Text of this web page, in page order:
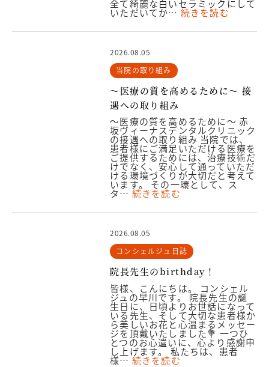
全て綺麗な白いセラミックにして
いただいてか… 続きを読む
2026.08.05
当院の取り組み
～医療の質を高めるために～ 接
遇への取り組み
～医療の質を高めるために～ 赤
坂ヴィーナスデンタルクリニック
の接遇への取り組み 当院では、
患者様にご満足いただける医療を
ご提供するためには、治療技術だ
けでなく、安心して通っていただ
ける環境づくりが大切だと考えて
います。 その一環として、ス
タ… 続きを読む
2026.08.05
コンシェルジュ日誌
院長先生のbirthday！
皆様、こんにちは。 コンシェル
ジュの早川です。 院長先生の誕
生日に、日頃よりお世話になって
いる先生、そして大切な患者様か
ら美しいお花と心温まるメッセー
ジを頂戴いたしました💐 一つひ
とつのお心遣いに、心より感謝申
し上げます。 私たちは、患者
様…続きを読む